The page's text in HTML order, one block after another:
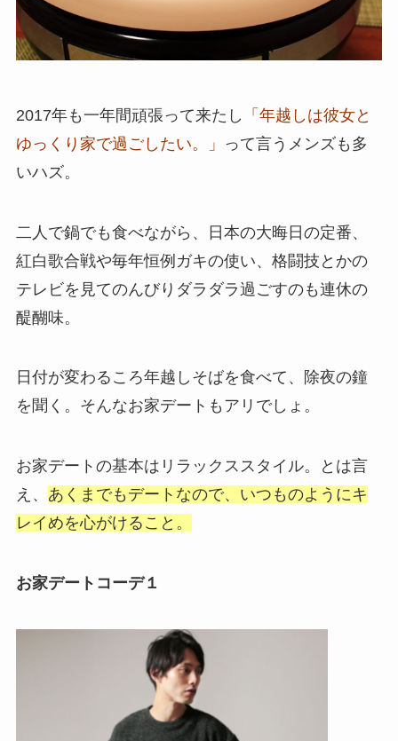
2017年も一年間頑張って来たし
「年越しは彼女と
ゆっくり家で過ごしたい。」 って言うメンズも多
いハズ。
二人で鍋でも食べながら、日本の大晦日の定番、
紅白歌合戦や毎年恒例ガキの使い、格闘技とかの
テレビを見てのんびりダラダラ過ごすのも連休の
醍醐味。
日付が変わるころ年越しそばを食べて、除夜の鐘
を聞く。そんなお家デートもアリでしょ。
お家デートの基本はリラックススタイル。とは言
え、 あくまでもデートなので、いつものようにキ
レイめを心がけること。
お家デートコーデ１